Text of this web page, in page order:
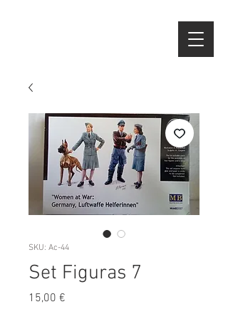
SKU: Ac-44
Set Figuras 7
15,00 €